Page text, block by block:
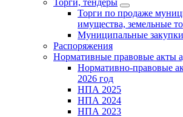
Торги, тендеры
Торги по продаже
имущества, земельные
Муниципальные закупки
Распоряжения
Нормативные правовые акты
Нормативно-правовые
2026 год
НПА 2025
НПА 2024
НПА 2023